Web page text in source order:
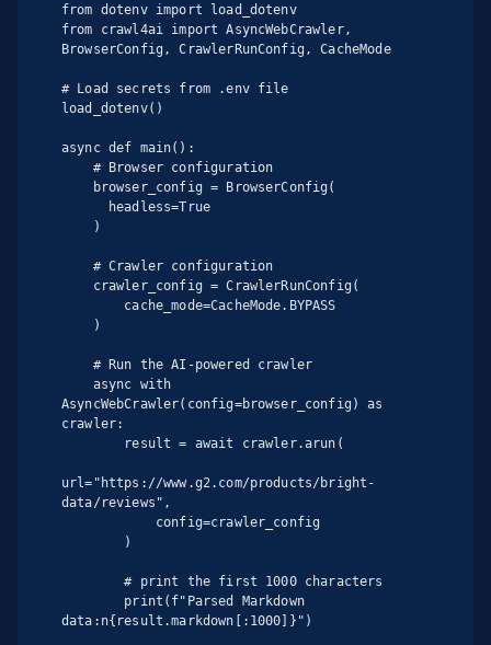
from dotenv import load_dotenv
from crawl4ai import AsyncWebCrawler,
BrowserConfig, CrawlerRunConfig, CacheMode
# Load secrets from .env file
load_dotenv()
async def main():
AsyncWebCrawler(config=browser_config) as
crawler:
url="https://www.g2.com/products/bright-
data/reviews",
        # print the first 1000 characters
data:n{result.markdown[:1000]}")